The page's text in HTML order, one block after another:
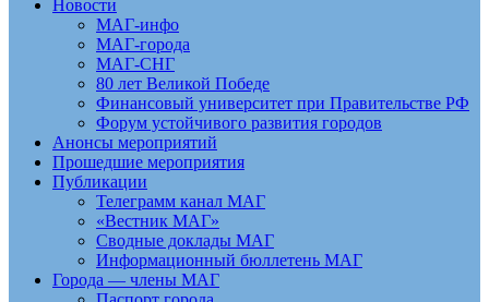
Новости
МАГ-инфо
МАГ-города
МАГ-СНГ
80 лет Великой Победе
Финансовый университет при Правительстве РФ
Форум устойчивого развития городов
Анонсы мероприятий
Прошедшие мероприятия
Публикации
Телеграмм канал МАГ
«Вестник МАГ»
Сводные доклады МАГ
Информационный бюллетень МАГ
Города — члены МАГ